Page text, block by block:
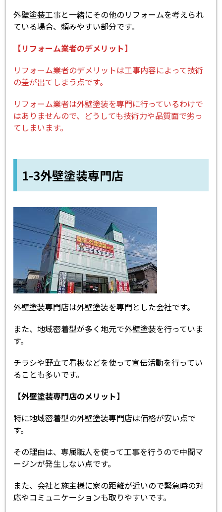
外壁塗装工事と一緒にその他のリフォームを考えられ
ている場合、頼みやすい部分です。
【リフォーム業者のデメリット】
リフォーム業者のデメリットは工事内容によって技術
の差が出てしまう点です。
リフォーム業者は外壁塗装を専門に行っているわけで
はありませんので、どうしても技術力や品質面で劣っ
てしまいます。
1-3外壁塗装専門店
外壁塗装専門店は外壁塗装を専門とした会社です。
また、地域密着型が多く地元で外壁塗装を行っていま
す。
チラシや野立て看板などを使って宣伝活動を行ってい
ることも多いです。
【外壁塗装専門店のメリット】
特に地域密着型の外壁塗装専門店は価格が安い点で
す。
その理由は、専属職人を使って工事を行うので中間マ
ージンが発生しない点です。
また、会社と施主様に家の距離が近いので緊急時の対
応やコミュニケーションも取りやすいです。